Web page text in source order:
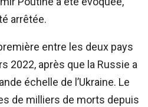
arrêtée.
entre les deux pays
2022, après que la Russie a
échelle de l’Ukraine. Le
de milliers de morts depuis